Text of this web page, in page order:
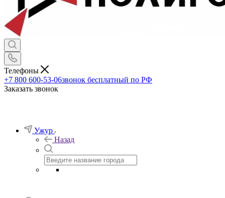
Телефоны
+7 800 600-53-06звонок бесплатный по РФ
Заказать звонок
Ужур
Назад